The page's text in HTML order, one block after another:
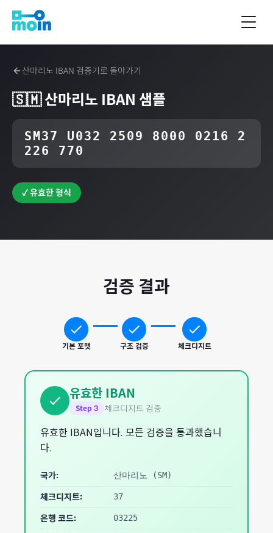
산마리노 IBAN 검증기로 돌아가기
🇸🇲 산마리노 IBAN 샘플
SM37 U032 2509 8000 0216 2
226 770
✓ 유효한 형식
검증 결과
기본 포맷 구조 검증 체크디지트
유효한 IBAN
Step 3 체크디지트 검증
유효한 IBAN입니다. 모든 검증을 통과했습니
다.
국가: 산마리노 (SM)
체크디지트: 37
은행 코드: 03225